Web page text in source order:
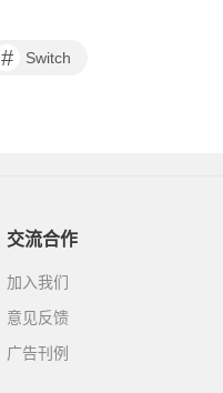
# Switch
交流合作
加入我们
意见反馈
广告刊例